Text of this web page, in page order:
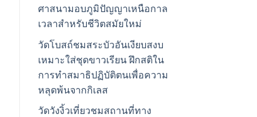
ศาสนามอบภูมิปัญญาเหนือกาล
เวลาสำหรับชีวิตสมัยใหม่
วัดโบสถ์ชมสระบัวอันเงียบสงบ
เหมาะใส่ชุดขาวเรียน ฝึกสติใน
การทำสมาธิปฏิบัติตนเพื่อความ
หลุดพ้นจากกิเลส
วัดวังงิ้วเที่ยวชมสถานที่ทาง